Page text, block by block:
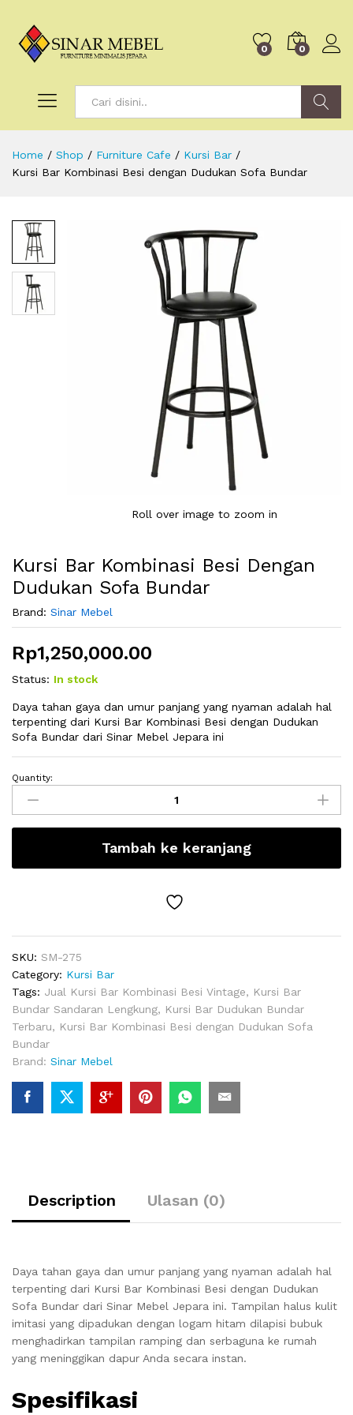
0 0
Search
Home / Shop / Furniture Cafe / Kursi Bar /
Kursi Bar Kombinasi Besi dengan Dudukan Sofa Bundar
Roll over image to zoom in
Kursi Bar Kombinasi Besi Dengan
Dudukan Sofa Bundar
Brand: Sinar Mebel
Rp1,250,000.00
Status: In stock
Daya tahan gaya dan umur panjang yang nyaman adalah hal
terpenting dari Kursi Bar Kombinasi Besi dengan Dudukan
Sofa Bundar dari Sinar Mebel Jepara ini
Kursi
Bar
Kombinasi
Besi
Dudukan
Quantity:
Tambah ke keranjang
SKU: SM-275
Category: Kursi Bar
Tags: Jual Kursi Bar Kombinasi Besi Vintage, Kursi Bar
Bundar Sandaran Lengkung, Kursi Bar Dudukan Bundar
Terbaru, Kursi Bar Kombinasi Besi dengan Dudukan Sofa
Bundar
Brand: Sinar Mebel
Description Ulasan (0)
Daya tahan gaya dan umur panjang yang nyaman adalah hal
terpenting dari Kursi Bar Kombinasi Besi dengan Dudukan
Sofa Bundar dari Sinar Mebel Jepara ini. Tampilan halus kulit
imitasi yang dipadukan dengan logam hitam dilapisi bubuk
menghadirkan tampilan ramping dan serbaguna ke rumah
yang meninggikan dapur Anda secara instan.
Spesifikasi